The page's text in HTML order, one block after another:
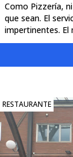
Como Pizzería,
que sean. El
impertinentes. El
RESTAURANTE